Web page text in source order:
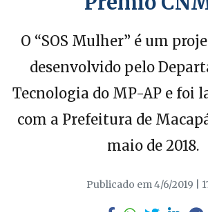
O “SOS Mulher” é um
desenvolvido pelo
Tecnologia do MP-AP e foi
com a Prefeitura de
maio de 2018.
Publicado em 4/6/2019 |